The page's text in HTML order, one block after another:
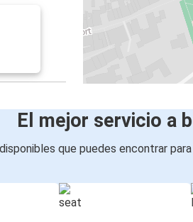
El mejor servicio a
que puedes encontrar